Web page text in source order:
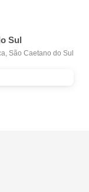
Sul
São Caetano do Sul